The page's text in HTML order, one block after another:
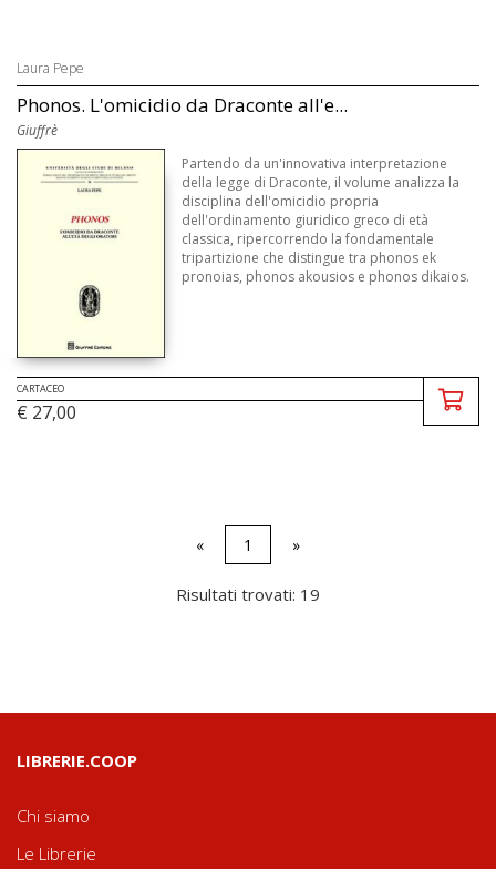
Laura Pepe
Phonos. L'omicidio da Draconte all'e...
Giuffrè
Partendo da un'innovativa interpretazione
della legge di Draconte, il volume analizza la
disciplina dell'omicidio propria
dell'ordinamento giuridico greco di età
classica, ripercorrendo la fondamentale
tripartizione che distingue tra phonos ek
pronoias, phonos akousios e phonos dikaios.
CARTACEO
€ 27,00
« 1 »
Risultati trovati: 19
LIBRERIE.COOP
Chi siamo
Le Librerie